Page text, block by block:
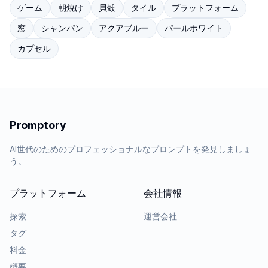
ゲーム
朝焼け 貝殻 タイル
プラットフォーム
窓
シャンパン アクアブルー
パールホワイト
カプセル
Promptory
AI世代のためのプロフェッショナルなプロンプトを発見しましょ
う。
プラットフォーム
探索
タグ
料金
会社情報
運営会社